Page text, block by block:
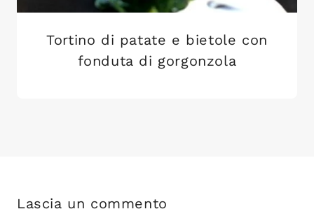
Tortino di patate e bietole con
fonduta di gorgonzola
Lascia un commento